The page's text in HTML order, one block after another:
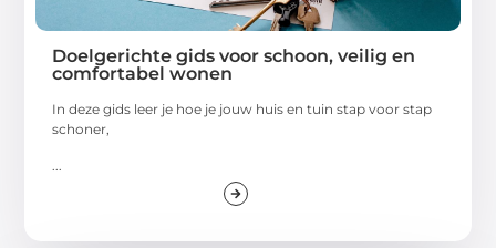
Doelgerichte gids voor schoon, veilig en
comfortabel wonen
In deze gids leer je hoe je jouw huis en tuin stap voor stap
schoner,